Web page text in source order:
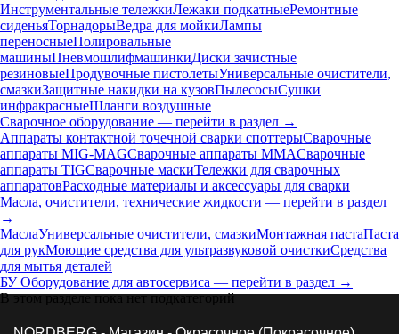
Инструментальные тележкиЛежаки подкатныеРемонтные
сиденьяТорнадорыВедра для мойкиЛампы
переносныеПолировальные
машиныПневмошлифмашинкиДиски зачистные
резиновыеПродувочные пистолетыУниверсальные очистители,
смазкиЗащитные накидки на кузовПылесосыСушки
инфракрасныеШланги воздушные
Сварочное оборудование — перейти в раздел →
Аппараты контактной точечной сварки cпоттерыСварочные
аппараты MIG-MAGСварочные аппараты MMAСварочные
аппараты TIGСварочные маскиТележки для сварочных
аппаратовРасходные материалы и аксессуары для сварки
Масла, очистители, технические жидкости — перейти в раздел
→
МаслаУниверсальные очистители, смазкиМонтажная пастаПаста
для рукМоющие средства для ультразвуковой очисткиСредства
для мытья деталей
БУ Оборудование для автосервиса — перейти в раздел →
В этом разделе пока нет подкатегорий